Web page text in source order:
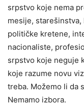
srpstvo koje nema
mesije,
političke kretene,
nacionaliste,
srpstvo koje neguje
koje razume novu
treba. Možemo li da
Nemamo izbora.